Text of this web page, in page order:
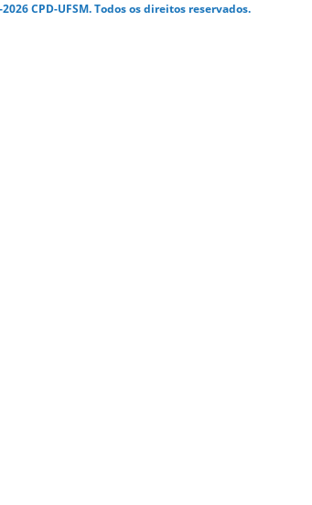
CPD-UFSM. Todos os direitos reservados.